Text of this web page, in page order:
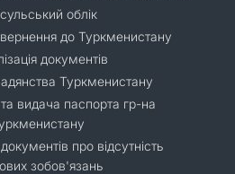
облік
до Туркменистану
документів
Туркменистану
видача паспорта гр-на
про відсутність
зобов'язань